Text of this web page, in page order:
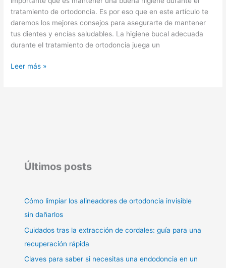
tratamiento de ortodoncia. Es por eso que en este artículo te
daremos los mejores consejos para asegurarte de mantener
tus dientes y encías saludables. La higiene bucal adecuada
durante el tratamiento de ortodoncia juega un
Leer más »
Últimos posts
Cómo limpiar los alineadores de ortodoncia invisible
sin dañarlos
Cuidados tras la extracción de cordales: guía para una
recuperación rápida
Claves para saber si necesitas una endodoncia en un